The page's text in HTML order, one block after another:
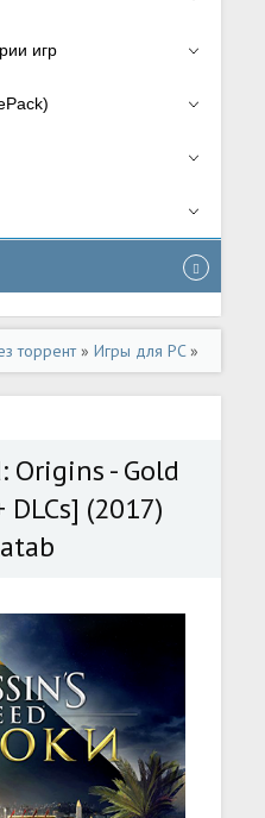
игр
торрент»Игры для PC»
,RePack от xatab,
Origins - Gold
(2017)